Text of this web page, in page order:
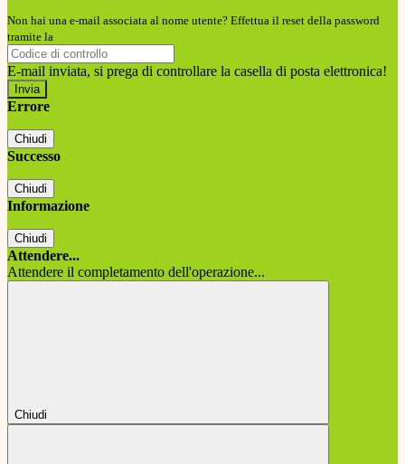
Non hai una e-mail associata al nome utente? Effettua il reset della password
tramite la
E-mail inviata, si prega di controllare la casella di posta elettronica!
Errore
Chiudi
Successo
Chiudi
Informazione
Chiudi
Attendere...
Attendere il completamento dell'operazione...
Chiudi